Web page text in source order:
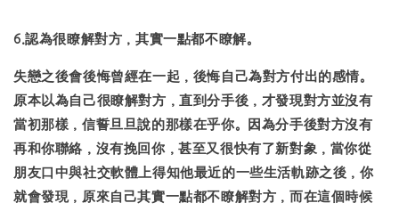
6.認為很瞭解對方，其實一點都不瞭解。
失戀之後會後悔曾經在一起，後悔自己為對方付出的感情。
原本以為自己很瞭解對方，直到分手後，才發現對方並沒有
當初那樣，信誓旦旦說的那樣在乎你。因為分手後對方沒有
再和你聯絡，沒有挽回你，甚至又很快有了新對象，當你從
朋友口中與社交軟體上得知他最近的一些生活軌跡之後，你
就會發現，原來自己其實一點都不瞭解對方，而在這個時候